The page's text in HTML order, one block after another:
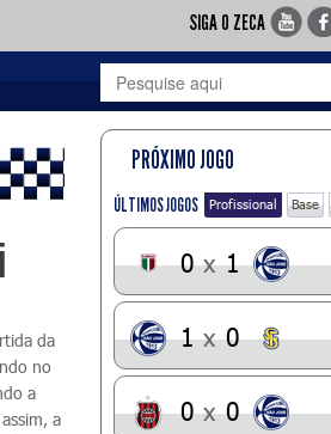
SIGA O ZECA
da
no
a
a
PRÓXIMO JOGO
ÚLTIMOS JOGOS Profissional Base
0 x 1
1 x 0
0 x 0